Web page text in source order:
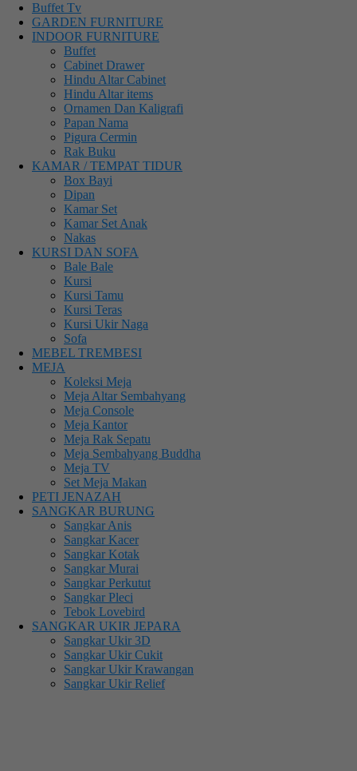
Buffet Tv
GARDEN FURNITURE
INDOOR FURNITURE
Buffet
Cabinet Drawer
Hindu Altar Cabinet
Hindu Altar items
Ornamen Dan Kaligrafi
Papan Nama
Pigura Cermin
Rak Buku
KAMAR / TEMPAT TIDUR
Box Bayi
Dipan
Kamar Set
Kamar Set Anak
Nakas
KURSI DAN SOFA
Bale Bale
Kursi
Kursi Tamu
Kursi Teras
Kursi Ukir Naga
Sofa
MEBEL TREMBESI
MEJA
Koleksi Meja
Meja Altar Sembahyang
Meja Console
Meja Kantor
Meja Rak Sepatu
Meja Sembahyang Buddha
Meja TV
Set Meja Makan
PETI JENAZAH
SANGKAR BURUNG
Sangkar Anis
Sangkar Kacer
Sangkar Kotak
Sangkar Murai
Sangkar Perkutut
Sangkar Pleci
Tebok Lovebird
SANGKAR UKIR JEPARA
Sangkar Ukir 3D
Sangkar Ukir Cukit
Sangkar Ukir Krawangan
Sangkar Ukir Relief